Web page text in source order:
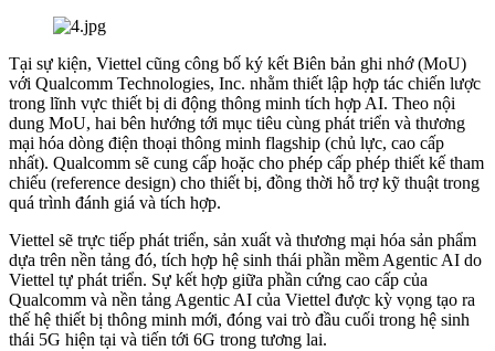
Tại sự kiện, Viettel cũng công bố ký kết Biên bản ghi nhớ (MoU)
với Qualcomm Technologies, Inc. nhằm thiết lập hợp tác chiến lược
trong lĩnh vực thiết bị di động thông minh tích hợp AI. Theo nội
dung MoU, hai bên hướng tới mục tiêu cùng phát triển và thương
mại hóa dòng điện thoại thông minh flagship (chủ lực, cao cấp
nhất). Qualcomm sẽ cung cấp hoặc cho phép cấp phép thiết kế tham
chiếu (reference design) cho thiết bị, đồng thời hỗ trợ kỹ thuật trong
quá trình đánh giá và tích hợp.
Viettel sẽ trực tiếp phát triển, sản xuất và thương mại hóa sản phẩm
dựa trên nền tảng đó, tích hợp hệ sinh thái phần mềm Agentic AI do
Viettel tự phát triển. Sự kết hợp giữa phần cứng cao cấp của
Qualcomm và nền tảng Agentic AI của Viettel được kỳ vọng tạo ra
thế hệ thiết bị thông minh mới, đóng vai trò đầu cuối trong hệ sinh
thái 5G hiện tại và tiến tới 6G trong tương lai.